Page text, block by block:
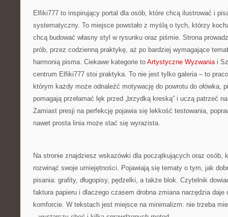
Elfiki777 to inspirujący portal dla osób, które chcą ilustrować i
systematyczny. To miejsce powstało z myślą o tych, którzy
chcą budować własny styl w rysunku oraz piśmie. Strona
prób, przez codzienną praktykę, aż po bardziej wymagające
harmonią pisma. Ciekawe kategorie to Artystyczne Wyzwaniai
centrum Elfiki777 stoi praktyka. To nie jest tylko galeria – to
którym każdy może odnaleźć motywację do powrotu do ołówka,
pomagają przełamać lęk przed „brzydką kreską” i uczą patrzeć
Zamiast presji na perfekcję pojawia się lekkość testowania,
nawet prosta linia może stać się wyrazista.
Na stronie znajdziesz wskazówki dla początkujących oraz osób,
rozwinąć swoje umiejętności. Pojawiają się tematy o tym, jak
pisania: grafity, długopisy, pędzelki, a także blok. Czytelnik
faktura papieru i dlaczego czasem drobna zmiana narzędzia daje
komforcie. W tekstach jest miejsce na minimalizm: nie trzeba